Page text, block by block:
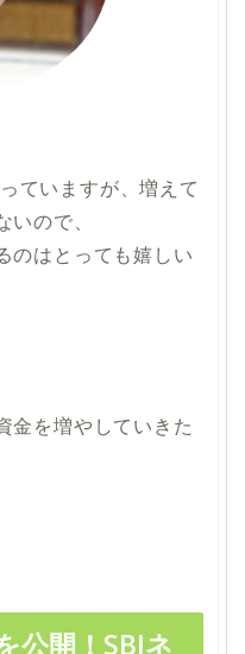
ていますが、増えて
ので、
のはとっても嬉しい
金を増やしていきた
公開！SBIネ